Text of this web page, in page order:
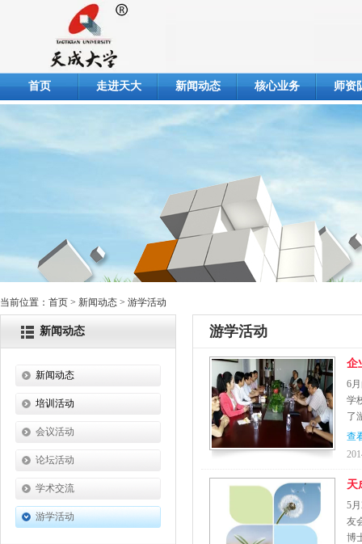
首页 走进天大 新闻动态 核心业务 师资
当前位置： 首页 > 新闻动态 > 游学活动
新闻动态
新闻动态
新闻稿
行业信息
培训活动
近期活动
活动回顾
会议活动
论坛活动
学术交流
游学活动
游学活动
企
6
学
了
查
天
5
友
博